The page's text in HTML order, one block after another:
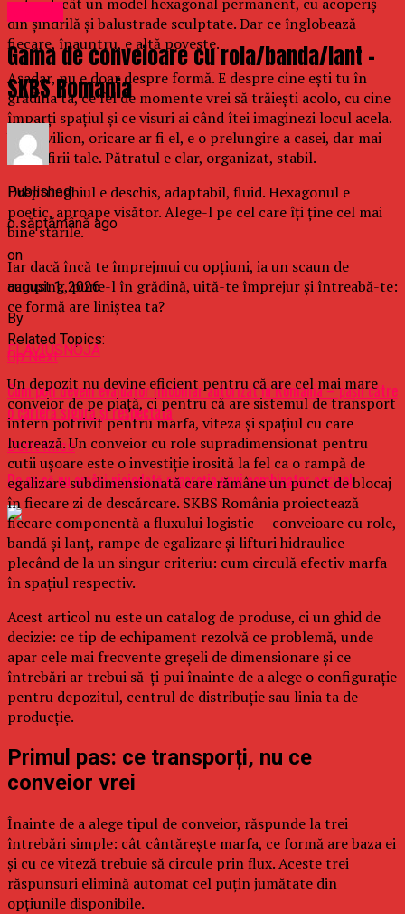
din șindrilă și balustrade sculptate. Dar ce înglobează
fiecare, înauntru, e altă poveste.
Așadar, nu e doar despre formă. E despre cine ești tu în
grădina ta, ce fel de momente vrei să trăiești acolo, cu cine
împarți spaţiul și ce visuri ai când îtei imaginezi locul acela.
Un pavilion, oricare ar fi el, e o prelungire a casei, dar mai
ales a firii tale. Pătratul e clar, organizat, stabil.
Dreptunghiul e deschis, adaptabil, fluid. Hexagonul e
poetic, aproape visător. Alege-l pe cel care îți ține cel mai
bine stările.
Iar dacă încă te împrejmui cu opțiuni, ia un scaun de
camping, pune-l în grădină, uită-te împrejur și întreabă-te:
ce formă are liniștea ta?
Related Topics:
Up Next
Cum poți deveni evaluator imobiliar autorizat în România – pașii către
o carieră sigură și respectată
Don't Miss
De ce să nu amâni niciodată reparația unui combinator agricol
Gama de conveioare cu rola/banda/lant -
SKBS Romania
Published
o săptămână ago
on
august 1, 2026
By
FLAVIUSNOJA
Un depozit nu devine eficient pentru că are cel mai mare
conveior de pe piață, ci pentru că are sistemul de transport
intern potrivit pentru marfa, viteza și spațiul cu care
lucrează. Un conveior cu role supradimensionat pentru
cutii ușoare este o investiție irosită la fel ca o rampă de
egalizare subdimensionată care rămâne un punct de blocaj
în fiecare zi de descărcare. SKBS România proiectează
fiecare componentă a fluxului logistic — conveioare cu role,
bandă și lanț, rampe de egalizare și lifturi hidraulice —
plecând de la un singur criteriu: cum circulă efectiv marfa
în spațiul respectiv.
Acest articol nu este un catalog de produse, ci un ghid de
decizie: ce tip de echipament rezolvă ce problemă, unde
apar cele mai frecvente greșeli de dimensionare și ce
întrebări ar trebui să-ți pui înainte de a alege o configurație
pentru depozitul, centrul de distribuție sau linia ta de
producție.
Primul pas: ce transporți, nu ce
conveior vrei
Înainte de a alege tipul de conveior, răspunde la trei
întrebări simple: cât cântărește marfa, ce formă are baza ei
și cu ce viteză trebuie să circule prin flux. Aceste trei
răspunsuri elimină automat cel puțin jumătate din
opțiunile disponibile.